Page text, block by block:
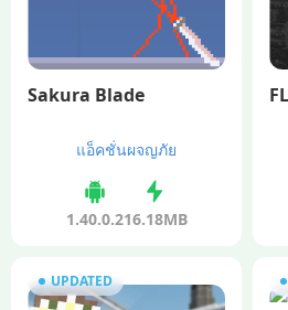
Sakura Blade
แอ็คชั่นผจญภัย
1.40.0.216.18MB
UPDATED